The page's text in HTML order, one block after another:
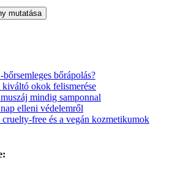
mutatása
bőrápolás?
okok felismerése
mindig samponnal
elleni védelemről
free és a vegán kozmetikumok